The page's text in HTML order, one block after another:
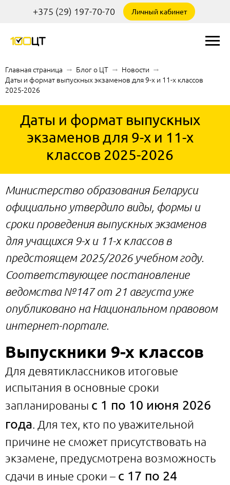
+375 (29) 197-70-70 Личный кабинет
Главная страница → Блог о ЦТ → Новости →
Даты и формат выпускных экзаменов для 9-х и 11-х классов
2025-2026
Даты и формат выпускных
экзаменов для 9-х и 11-х
классов 2025-2026
Министерство образования Беларуси
официально утвердило виды, формы и
сроки проведения выпускных экзаменов
для учащихся 9-х и 11-х классов в
предстоящем 2025/2026 учебном году.
Соответствующее постановление
ведомства №147 от 21 августа уже
опубликовано на Национальном правовом
интернет-портале.
Выпускники 9-х классов
Для девятиклассников итоговые
испытания в основные сроки
запланированы с 1 по 10 июня 2026
года . Для тех, кто по уважительной
причине не сможет присутствовать на
экзамене, предусмотрена возможность
сдачи в иные сроки – с 17 по 24